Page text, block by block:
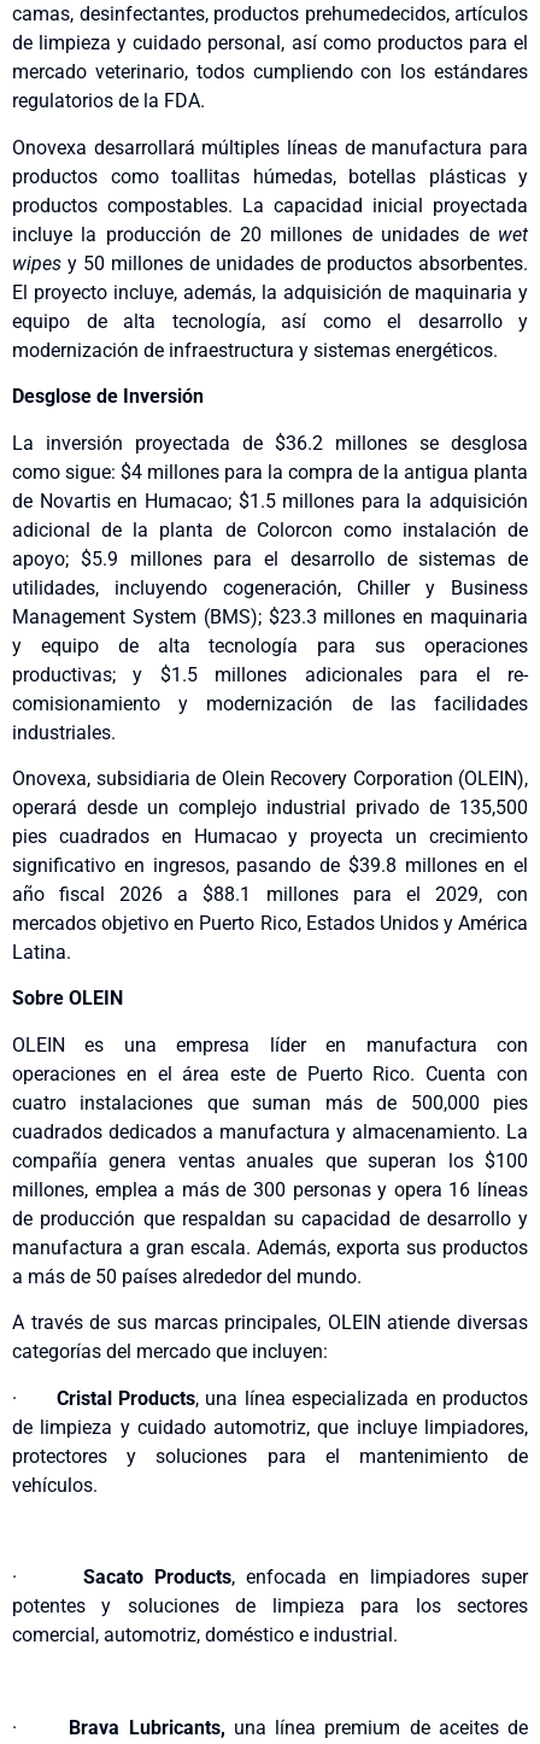
camas, desinfectantes, productos prehumedecidos, artículos
de limpieza y cuidado personal, así como productos para el
mercado veterinario, todos cumpliendo con los estándares
regulatorios de la FDA.
Onovexa desarrollará múltiples líneas de manufactura para
productos como toallitas húmedas, botellas plásticas y
productos compostables. La capacidad inicial proyectada
incluye la producción de 20 millones de unidades de wet
wipes y 50 millones de unidades de productos absorbentes.
El proyecto incluye, además, la adquisición de maquinaria y
equipo de alta tecnología, así como el desarrollo y
modernización de infraestructura y sistemas energéticos.
Desglose de Inversión
La inversión proyectada de $36.2 millones se desglosa
como sigue: $4 millones para la compra de la antigua planta
de Novartis en Humacao; $1.5 millones para la adquisición
adicional de la planta de Colorcon como instalación de
apoyo; $5.9 millones para el desarrollo de sistemas de
utilidades, incluyendo cogeneración, Chiller y Business
Management System (BMS); $23.3 millones en maquinaria
y equipo de alta tecnología para sus operaciones
productivas; y $1.5 millones adicionales para el re-
comisionamiento y modernización de las facilidades
industriales.
Onovexa, subsidiaria de Olein Recovery Corporation (OLEIN),
operará desde un complejo industrial privado de 135,500
pies cuadrados en Humacao y proyecta un crecimiento
significativo en ingresos, pasando de $39.8 millones en el
año fiscal 2026 a $88.1 millones para el 2029, con
mercados objetivo en Puerto Rico, Estados Unidos y América
Latina.
Sobre OLEIN
OLEIN es una empresa líder en manufactura con
operaciones en el área este de Puerto Rico. Cuenta con
cuatro instalaciones que suman más de 500,000 pies
cuadrados dedicados a manufactura y almacenamiento. La
compañía genera ventas anuales que superan los $100
millones, emplea a más de 300 personas y opera 16 líneas
de producción que respaldan su capacidad de desarrollo y
manufactura a gran escala. Además, exporta sus productos
a más de 50 países alrededor del mundo.
A través de sus marcas principales, OLEIN atiende diversas
categorías del mercado que incluyen:
· Cristal Products, una línea especializada en productos
de limpieza y cuidado automotriz, que incluye limpiadores,
protectores y soluciones para el mantenimiento de
vehículos.
·Sacato Products, enfocada en limpiadores super
potentes y soluciones de limpieza para los sectores
comercial, automotriz, doméstico e industrial.
· Brava Lubricants, una línea premium de aceites de